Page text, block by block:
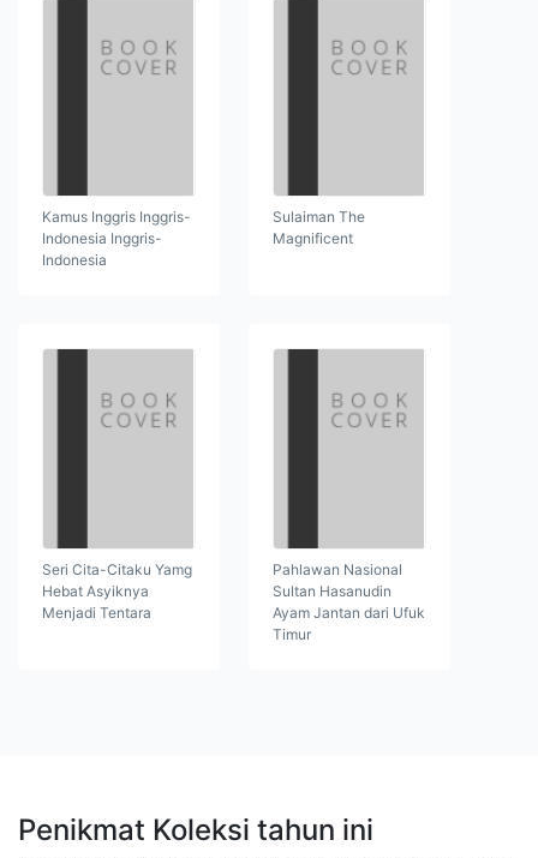
Kamus Inggris Inggris-
Indonesia Inggris-
Indonesia
Sulaiman The
Magnificent
Seri Cita-Citaku Yamg
Hebat Asyiknya
Menjadi Tentara
Pahlawan Nasional
Sultan Hasanudin
Ayam Jantan dari Ufuk
Timur
Penikmat Koleksi tahun ini